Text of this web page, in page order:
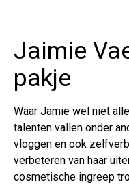
Jaimie
pakje
Waar Jamie wel niet
talenten vallen onder
vloggen en ook
verbeteren van haar
cosmetische ingreep